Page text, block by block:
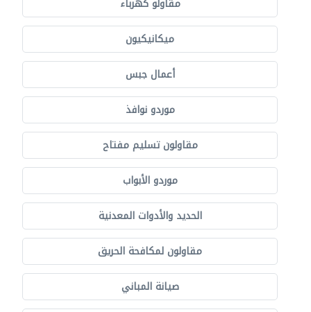
مقاولو كهرباء
ميكانيكيون
أعمال جبس
موردو نوافذ
مقاولون تسليم مفتاح
موردو الأبواب
الحديد والأدوات المعدنية
مقاولون لمكافحة الحريق
صيانة المباني